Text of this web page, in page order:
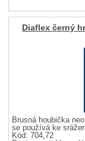
Diaflex černý
Brusná houbička
se používá ke
Kód: 704,72